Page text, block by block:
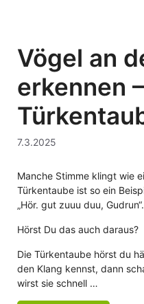
Vögel an
erkennen –
7.3.2025
Manche Stimme klingt wie
Türkentaube ist so ein
„Hör. gut zuuu duu, Gudrun“.
Hörst Du das auch daraus?
Die Türkentaube hörst du
den Klang kennst, dann
wirst sie schnell …